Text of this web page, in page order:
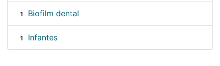
1 Biofilm dental
1 Infantes